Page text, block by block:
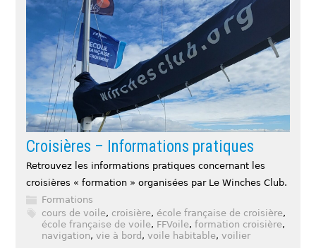
Croisières – Informations pratiques
Retrouvez les informations pratiques concernant les
croisières « formation » organisées par Le Winches Club.
Formations
cours de voile, croisière, école française de croisière,
école française de voile, FFVoile,formation croisière,
navigation,vie à bord ,voile habitable,voilier